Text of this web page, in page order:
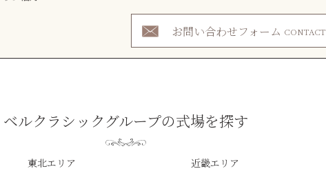
お問い合わせフォーム CONTACT
ベルクラシックグループの式場を探す
東北エリア 近畿エリア